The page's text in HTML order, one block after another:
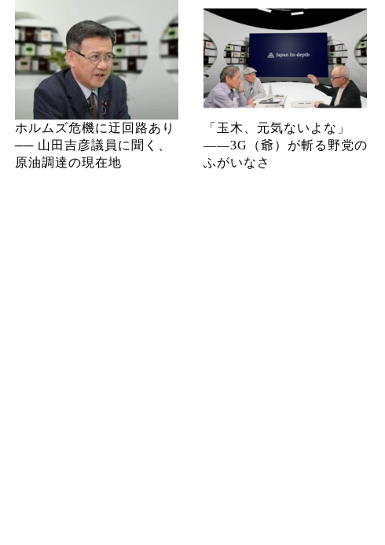
ホルムズ危機に迂回路あり
── 山田吉彦議員に聞く、
原油調達の現在地
「玉木、元気ないよな」
――3G（爺）が斬る野党の
ふがいなさ